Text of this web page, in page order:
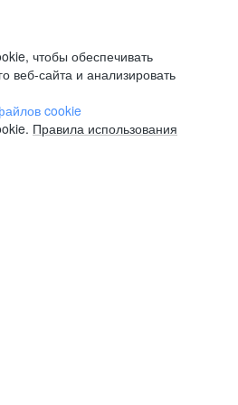
чтобы обеспечивать
веб-сайта и анализировать
cookie
Правила использования